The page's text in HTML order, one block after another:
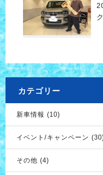
カテゴリー
新車情報 (10)
イベント/キャンペーン
その他 (4)